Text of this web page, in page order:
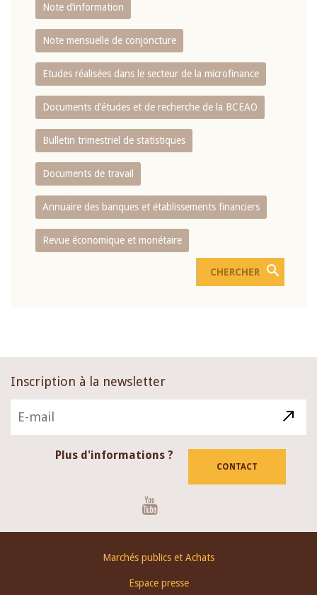
Note d’information
Note mensuelle de conjoncture
Etudes réalisées dans le secteur de la microfinance
Documents d’études et de recherche de la BCEAO
Bulletin trimestriel de statistiques
Documents de travail
Annuaire des banques et établissements financiers
Revue économique et monétaire
Inscription à la newsletter
Plus d'informations ?
CONTACT
Marchés publics et Achats
Espace presse